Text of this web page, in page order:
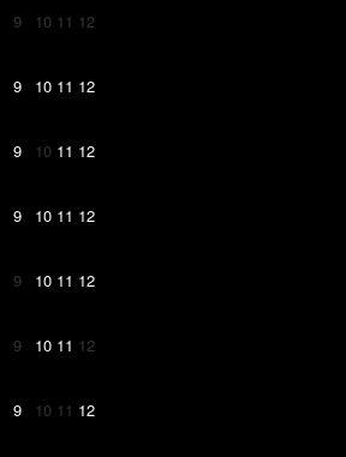
9 10 11 12
9 10 11 12
9 10 11 12
9 10 11 12
9 10 11 12
9 10 11 12
9 10 11 12